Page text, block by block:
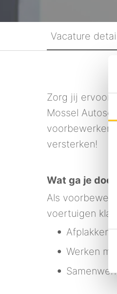
Vacature
Zorg jij ervoor
Mossel
voorbewerker
versterken!
Wat ga je
Als
voertuigen
Afplakken,
Werken